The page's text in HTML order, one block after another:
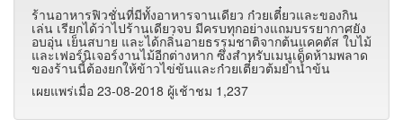
ร้านอาหารฟิวชั่นที่มีทั้งอาหารจานเดียว ก๋วยเตี๋ยวและของกิน
เล่น เรียกได้ว่าไปร้านเดียวจบ มีครบทุกอย่างแถมบรรยากาศยัง
อบอุ่น เย็นสบาย และได้กลิ่นอายธรรมชาติจากต้นแคคตัส ใบไม้
และเฟอร์นิเจอร์งานไม้อีกต่างหาก ซึ่งสำหรับเมนูเด็ดห้ามพลาด
ของร้านนี้ต้องยกให้ข้าวไข่ข้นและก๋วยเตี๋ยวต้มยำน้ำข้น
เผยแพร่เมื่อ 23-08-2018 ผู้เช้าชม 1,237